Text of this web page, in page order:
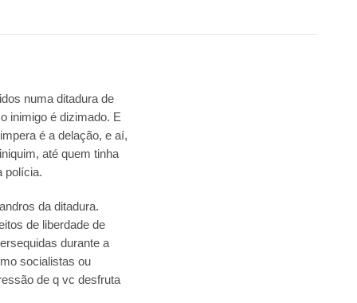
numa ditadura de
inimigo é dizimado. E
é a delação, e aí,
até quem tinha
polícia.
da ditadura.
de liberdade de
durante a
socialistas ou
de q vc desfruta